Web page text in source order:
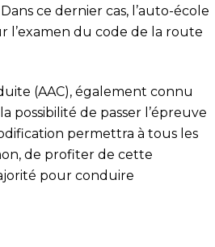
ce dernier cas, l’auto-école
l’examen du code de la route
(AAC), également connu
possibilité de passer l’épreuve
permettra à tous les
de profiter de cette
pour conduire